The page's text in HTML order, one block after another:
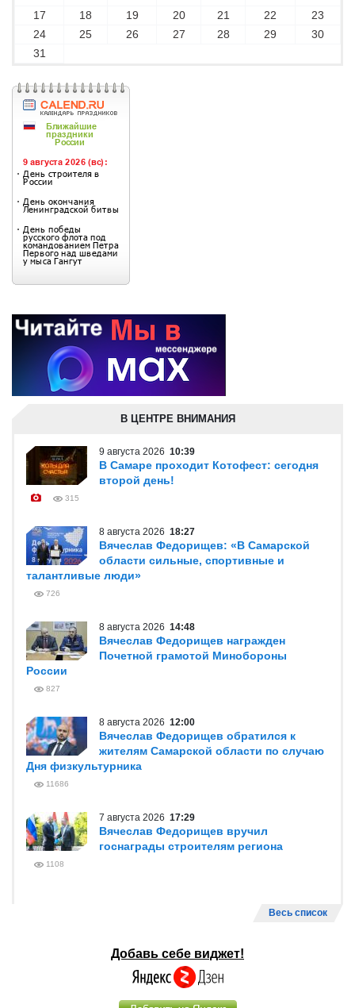
17
18 19 20 21 22
23
24
25 26 27 28 29
30
31
В ЦЕНТРЕ ВНИМАНИЯ
9 августа 2026 10:39
В Самаре проходит Котофест: сегодня
второй день!
315
8 августа 2026 18:27
Вячеслав Федорищев: «В Самарской
области сильные, спортивные и
талантливые люди»
726
8 августа 2026 14:48
Вячеслав Федорищев награжден
Почетной грамотой Минобороны
России
827
8 августа 2026 12:00
Вячеслав Федорищев обратился к
жителям Самарской области по случаю
Дня физкультурника
11686
7 августа 2026 17:29
Вячеслав Федорищев вручил
госнаграды строителям региона
1108
Весь список
Добавь себе виджет!